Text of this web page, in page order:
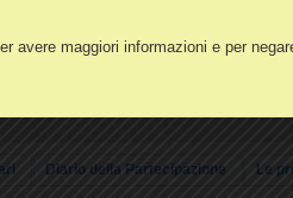
avere maggiori informazioni e per
Diario della Partecipazione Le